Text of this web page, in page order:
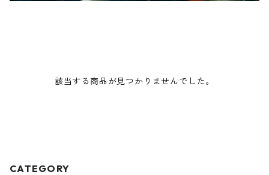
該当する商品が見つかりませんでした。
CATEGORY